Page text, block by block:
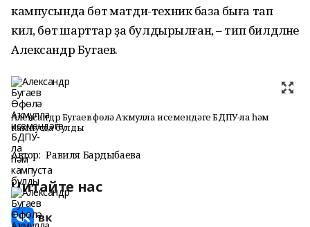
кампусында бөтә матди-техник база быға тап
килә, бөтә шарттар ҙа булдырылған, – тип билдәләне
Александр Бугаев.
Александр Бугаев Өфөлә Аҡмулла исемендәге БДПУ-ла һәм
кампуста булды
Автор: Равиля Бардыбаева
Читайте нас